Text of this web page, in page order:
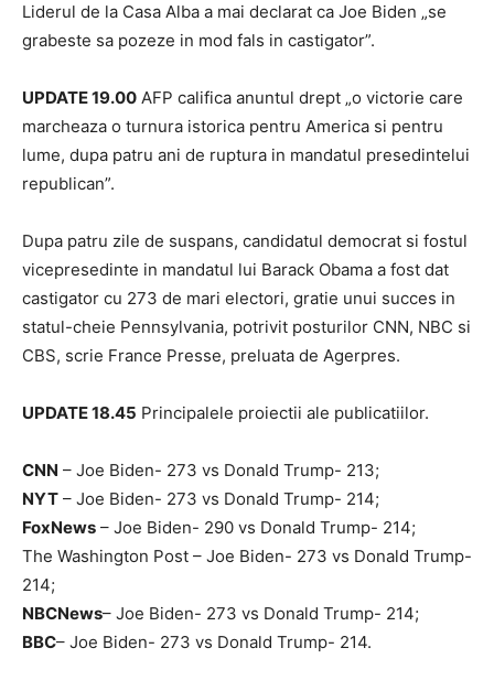
Liderul de la Casa Alba a mai declarat ca Joe Biden „se
grabeste sa pozeze in mod fals in castigator”.
UPDATE 19.00 AFP califica anuntul drept „o victorie care
marcheaza o turnura istorica pentru America si pentru
lume, dupa patru ani de ruptura in mandatul presedintelui
republican”.
Dupa patru zile de suspans, candidatul democrat si fostul
vicepresedinte in mandatul lui Barack Obama a fost dat
castigator cu 273 de mari electori, gratie unui succes in
statul-cheie Pennsylvania, potrivit posturilor CNN, NBC si
CBS, scrie France Presse, preluata de Agerpres.
UPDATE 18.45 Principalele proiectii ale publicatiilor.
CNN – Joe Biden- 273 vs Donald Trump- 213;
NYT – Joe Biden- 273 vs Donald Trump- 214;
FoxNews – Joe Biden- 290 vs Donald Trump- 214;
The Washington Post – Joe Biden- 273 vs Donald Trump-
214;
NBCNews– Joe Biden- 273 vs Donald Trump- 214;
BBC– Joe Biden- 273 vs Donald Trump- 214.